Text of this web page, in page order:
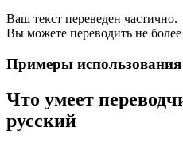
Ваш текст переведен частично.
Вы можете переводить не более
Примеры использования
Что умеет
русский